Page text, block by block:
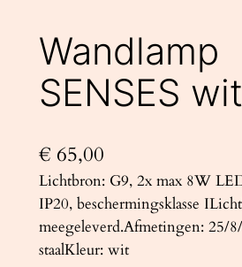
Wandlamp
SENSES wit
€ 65,00
Lichtbron: G9, 2x max 8W
IP20, beschermingsklasse
meegeleverd.Afmetingen: 25/
staalKleur: wit